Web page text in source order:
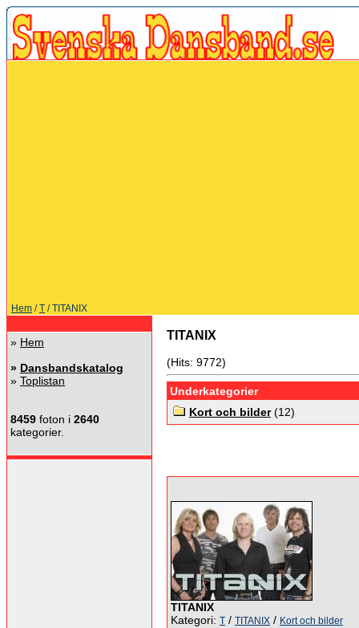
Hem /T / TITANIX
» Hem
» Dansbandskatalog
» Toplistan
8459 foton i 2640
kategorier.
TITANIX
(Hits: 9772)
Underkategorier
Kort och bilder(12)
TITANIX
Kategori: T / TITANIX / Kort och bilder